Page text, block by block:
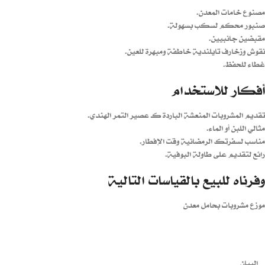
مصنوع خامات المعدن.
صنبور محكم لسكب بسهولة.
مقبضين جانبيين.
نقوش وزخارف تايلندية خاطفة ومبهرة للعين.
غطاء للحفظ.
أفكار للاستخدام
تقديم المشروبات المنعشة الباردة كـ عصير التمر الهندي.
مثالي اللبن أو الماء.
مناسب لسفرتك الرمضانية وقت الإفطار.
رائع لتقديم على طاولة البوفية.
وفرناه للبيع بالقياسات التالية
موزع مشروبات بحامل معدن